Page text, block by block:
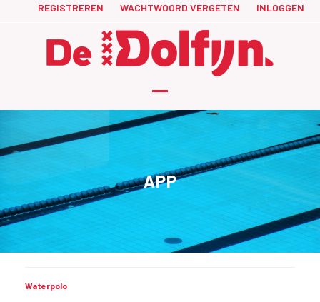
REGISTREREN WACHTWOORD VERGETEN INLOGGEN
Open
Close
APP
Waterpolo